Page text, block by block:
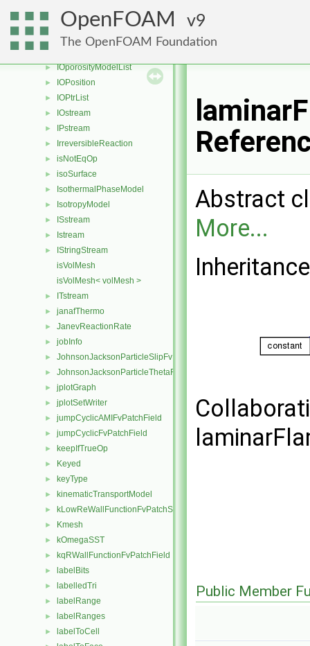
OpenFOAM 9
The OpenFOAM Foundation
► IOobject
► IOobjectList
►
► IOporosityModelList
► IOPosition
► IOPtrList
► IOstream
► IPstream
► IrreversibleReaction
► isNotEqOp
► isoSurface
► IsothermalPhaseModel
► IsotropyModel
► ISstream
► Istream
►
IStringStream
isVolMesh
isVolMesh< volMesh >
► ITstream
► janafThermo
► JanevReactionRate
► jobInfo
► JohnsonJacksonParticleSlipFvPatchVectorField
► JohnsonJacksonParticleThetaFvPatchScalarField
► jplotGraph
► jplotSetWriter
► jumpCyclicAMIFvPatchField
► jumpCyclicFvPatchField
► keepIfTrueOp
► Keyed
► keyType
► kinematicTransportModel
► kLowReWallFunctionFvPatchScalarField
► Kmesh
► kOmegaSST
► kqRWallFunctionFvPatchField
► labelBits
► labelledTri
► labelRange
► labelRanges
► labelToCell
Abstract
More...
Public Member